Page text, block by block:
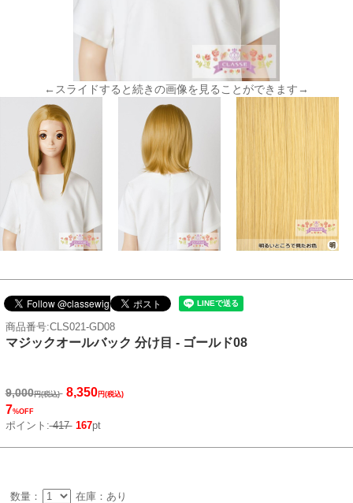
←スライドすると続きの画像を見ることができます→
商品番号:CLS021-GD08
マジックオールバック 分け目 - ゴールド08
9,000円(税込) 8,350円(税込)
7%OFF
ポイント:417 167pt
数量： 在庫：あり